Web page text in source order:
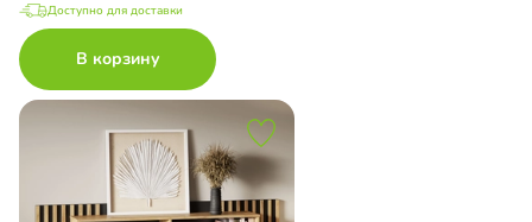
Доступно для доставки
В корзину